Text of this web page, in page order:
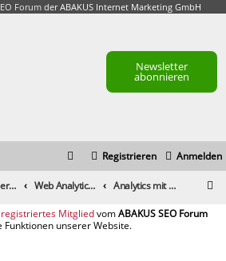
Forumder ABAKUS Internet Marketing GmbH
Newsletter
abonnieren
Anmelden
Registrieren
Monetarisierung & Controlling Web Analytics & Controlling Analytics mit nicht nachvollziehbaren Werten
registriertes Mitglied